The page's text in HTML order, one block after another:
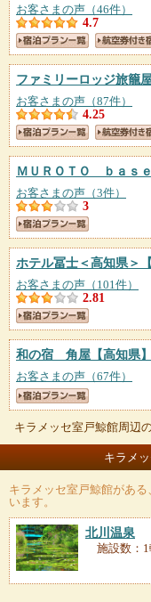
お客さまの声（46件）
4.7
ファミリーロッジ旅籠
お客さまの声（87件）
4.25
ＭＵＲＯＴＯ ｂａｓ
お客さまの声（3件）
3
ホテル冨士＜高知県＞
お客さまの声（101件）
2.81
和の宿 角屋 【高知県】
お客さまの声（67件）
キラメッセ室戸鯨館周辺
キラメ
キラメッセ室戸鯨館がある
います。
北川温泉
施設数：